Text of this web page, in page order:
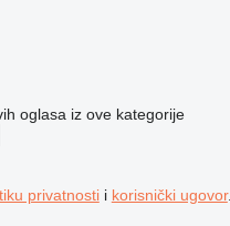
oglasa iz ove kategorije
privatnostii korisnički ugovor.